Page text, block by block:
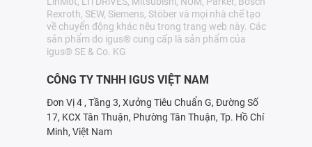
Rexroth, SEW, Siemens, Stöber và mọi nhà chế tạo
về chuyển động khác nêu trong trang web này. Các
sản phẩm do igus® cung cấp là sản phẩm của
igus® SE & Co. KG
CÔNG TY TNHH IGUS VIỆT NAM
Đơn Vị 4 , Tầng 3, Xưởng Tiêu Chuẩn G, Đường Số
17, KCX Tân Thuận, Phường Tân Thuận, Tp. Hồ Chí
Minh, Việt Nam